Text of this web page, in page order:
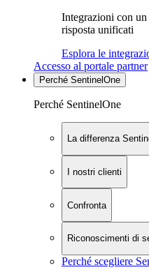
Integrazioni con
risposta unificati
Esplora le
Accesso al portale partner
Perché SentinelOne
Perché SentinelOne
La differenza
I nostri clienti
Confronta
Riconoscimenti di
Perché scegliere